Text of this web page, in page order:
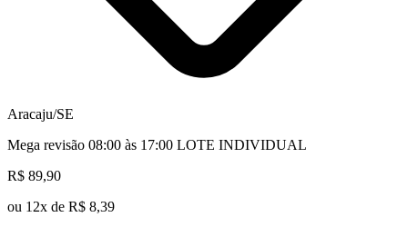
Aracaju/SE
Mega revisão 08:00 às 17:00 LOTE INDIVIDUAL
R$ 89,90
ou 12x de R$ 8,39